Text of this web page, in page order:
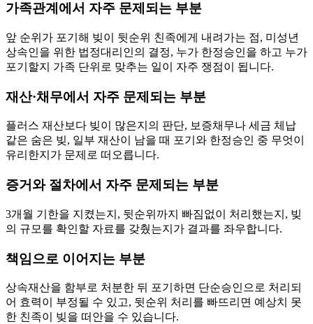
가족관계에서 자주 문제되는 부분
앞 순위가 포기해 빚이 뒷순위 친족에게 내려가는 점, 미성년
상속인을 위한 법정대리인의 결정, 누가 한정승인을 하고 누가
포기할지 가족 단위로 맞추는 일이 자주 쟁점이 됩니다.
재산·채무에서 자주 문제되는 부분
플러스 재산보다 빚이 많은지의 판단, 보증채무나 세금 체납
같은 숨은 빚, 일부 재산이 남을 때 포기와 한정승인 중 무엇이
유리한지가 문제로 떠오릅니다.
증거와 절차에서 자주 문제되는 부분
3개월 기한을 지켰는지, 뒷순위까지 빠짐없이 처리했는지, 빚
의 규모를 확인할 자료를 갖췄는지가 결과를 좌우합니다.
책임으로 이어지는 부분
상속재산을 함부로 처분한 뒤 포기하면 단순승인으로 처리되
어 효력이 부정될 수 있고, 뒷순위 처리를 빠뜨리면 예상치 못
한 친족이 빚을 떠안을 수 있습니다.